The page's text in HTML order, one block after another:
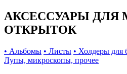
АКСЕССУАРЫ ДЛЯ
ОТКРЫТОК
• Альбомы • Листы • Холдеры для
Лупы, микроскопы, прочее